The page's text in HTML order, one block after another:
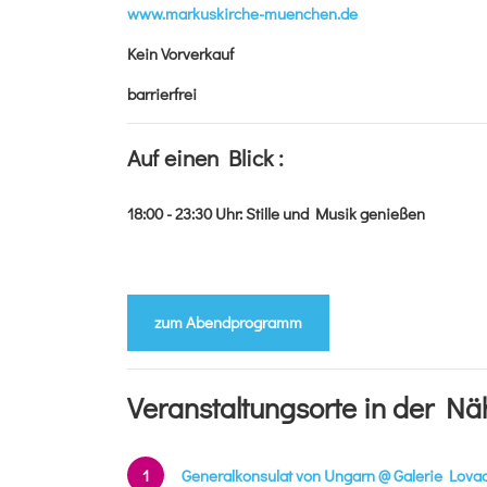
www.markuskirche-muenchen.de
Kein Vorverkauf
barrierfrei
Auf einen Blick :
18:00 - 23:30Uhr:Stille und Musik genießen
zum Abendprogramm
Veranstaltungsorte in der
1 Generalkonsulat von Ungarn @ Galerie